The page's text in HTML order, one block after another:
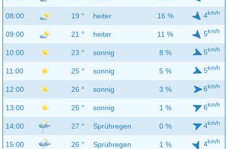
08:00 19 ° heiter 16 % 4km/h
09:00 21 ° heiter 11 % 5km/h
10:00 23 ° sonnig 8 % 5km/h
11:00 25 ° sonnig 5 % 5km/h
12:00 26 ° sonnig 3 % 6km/h
13:00 26 ° sonnig 1 % 6km/h
14:00 27 ° Sprühregen 0 % 4km/h
15:00 26 ° Sprühregen 1 % 4km/h